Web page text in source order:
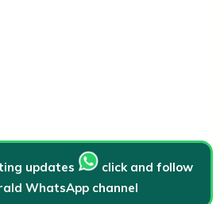
updates
click and follow
WhatsApp channel